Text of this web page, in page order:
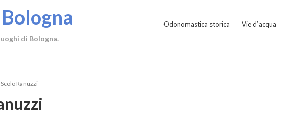
di Bologna.
Odonomastica storica Vie d’acqua
Scolo Ranuzzi